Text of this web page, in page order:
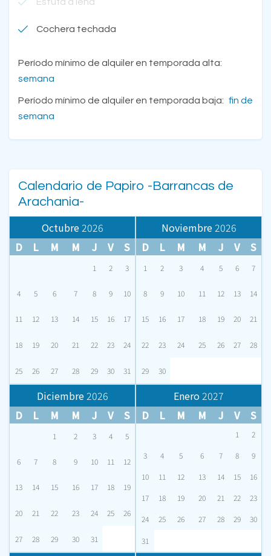
Cochera techada
Período mínimo de alquiler en temporada alta:
semana
Período mínimo de alquiler en temporada baja: fin de
semana
Calendario de Papiro -Barrancas de
Arachania-
Octubre2026
D
L M M J V S
1 2 3
4 5 6 7 8 9 10
11 12 13 14 15 16 17
18 19 20 21 22 23 24
25 26 27 28 29 30 31
Noviembre2026
D
L M M J V S
1 2 3 4 5 6 7
8 9 10 11 12 13 14
15 16 17 18 19 20 21
22 23 24 25 26 27 28
29 30
Diciembre2026
D
L M M J V S
1 2 3 4 5
6 7 8 9 10 11 12
13 14 15 16 17 18 19
20 21 22 23 24 25 26
27 28 29 30 31
Enero2027
D
L M M J V S
1 2
3 4 5 6 7 8 9
10 11 12 13 14 15 16
17 18 19 20 21 22 23
24 25 26 27 28 29 30
31